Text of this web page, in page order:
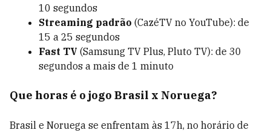
10 segundos
Streaming padrão (CazéTV no YouTube): de
15 a 25 segundos
Fast TV (Samsung TV Plus, Pluto TV): de 30
segundos a mais de 1 minuto
Que horas é o jogo Brasil x Noruega?
Brasil e Noruega se enfrentam às 17h, no horário de